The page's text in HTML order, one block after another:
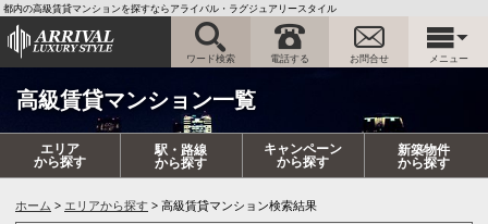
都内の高級賃貸マンションを探すならアライバル・ラグジュアリースタイル
ワード検索 電話する お問合せ メニュー
高級賃貸マンション一覧
エリア
から探す
駅・路線
から探す
キャンペーン
から探す
新築物件
から探す
ホーム エリアから探す 高級賃貸マンション検索結果